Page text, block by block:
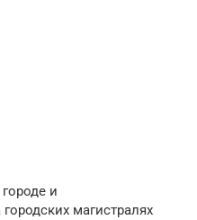
и
магистралях